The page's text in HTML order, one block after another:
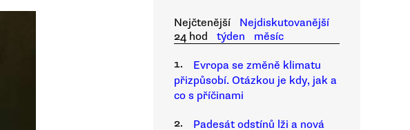
Nejčtenější
Nejdiskutovanější
24 hod
týden
měsíc
1.
Evropa se změně klimatu
přizpůsobí. Otázkou je kdy, jak a
co s příčinami
2.
Padesát odstínů lži a nová